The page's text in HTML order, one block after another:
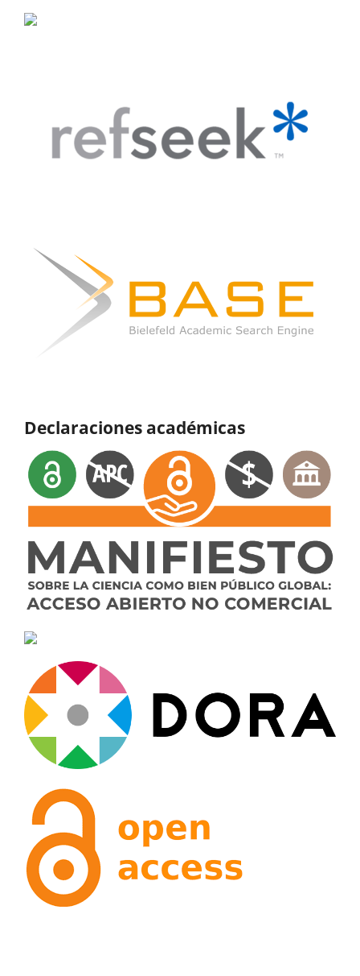
Declaraciones académicas